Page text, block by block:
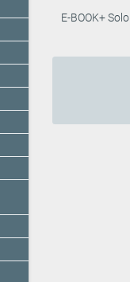
E-BOOK+ Solo